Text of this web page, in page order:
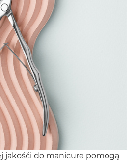
jakośći do manicure pomogą